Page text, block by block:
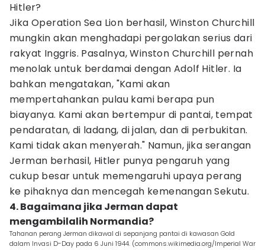
Hitler?
Jika Operation Sea Lion berhasil, Winston Churchill
mungkin akan menghadapi pergolakan serius dari
rakyat Inggris. Pasalnya, Winston Churchill pernah
menolak untuk berdamai dengan Adolf Hitler. Ia
bahkan mengatakan, "Kami akan
mempertahankan pulau kami berapa pun
biayanya. Kami akan bertempur di pantai, tempat
pendaratan, di ladang, di jalan, dan di perbukitan.
Kami tidak akan menyerah." Namun, jika serangan
Jerman berhasil, Hitler punya pengaruh yang
cukup besar untuk memengaruhi upaya perang
ke pihaknya dan mencegah kemenangan Sekutu.
4. Bagaimana jika Jerman dapat
mengambilalih Normandia?
Tahanan perang Jerman dikawal di sepanjang pantai di kawasan Gold
dalam Invasi D-Day pada 6 Juni 1944. (commons.wikimedia.org/Imperial War